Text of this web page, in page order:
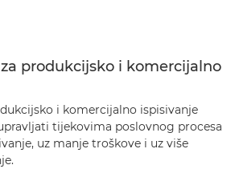
produkcijsko i komercijalno
i komercijalno ispisivanje
tijekovima poslovnog procesa
uz manje troškove i uz više